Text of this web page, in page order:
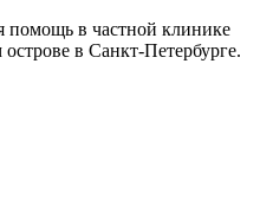
помощь в частной клинике
в Санкт-Петербурге.